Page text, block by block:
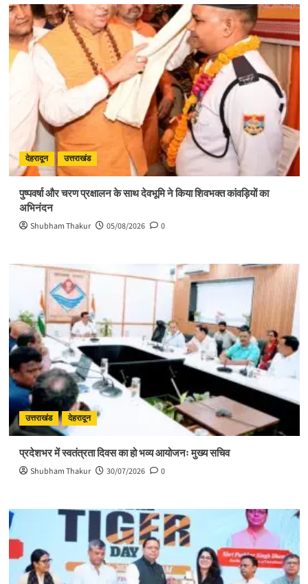
देहरादून उत्तराखंड
पुष्पवर्षा और चरण प्रक्षालन के साथ देवभूमि ने किया शिवभक्त कांवड़ियों का
अभिनंदन
Shubham Thakur 05/08/2026 0
उत्तराखंड देहरादून
प्रदेशभर में स्वतंत्रता दिवस का हो भव्य आयोजनः मुख्य सचिव
Shubham Thakur 30/07/2026 0